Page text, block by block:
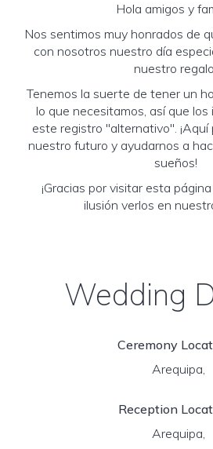
Hola amigos y
Nos sentimos muy honrados de
con nosotros nuestro día
nuestro
Tenemos la suerte de tener un
lo que necesitamos, así que
este registro "alternativo".
nuestro futuro y ayudarnos a
sueños!
¡Gracias por visitar esta
ilusión verlos en
Wedding
Ceremony
Arequipa,
Reception
Arequipa,